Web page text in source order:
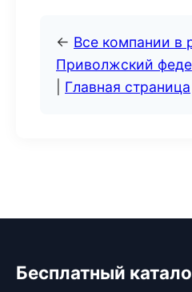
← Все компании в
Приволжский
Главная страница
Бесплатный